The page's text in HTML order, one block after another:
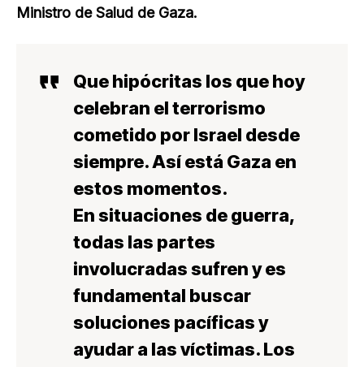
Ministro de Salud de Gaza.
Que hipócritas los que hoy
celebran el terrorismo
cometido por Israel desde
siempre. Así está Gaza en
estos momentos.
En situaciones de guerra,
todas las partes
involucradas sufren y es
fundamental buscar
soluciones pacíficas y
ayudar a las víctimas. Los